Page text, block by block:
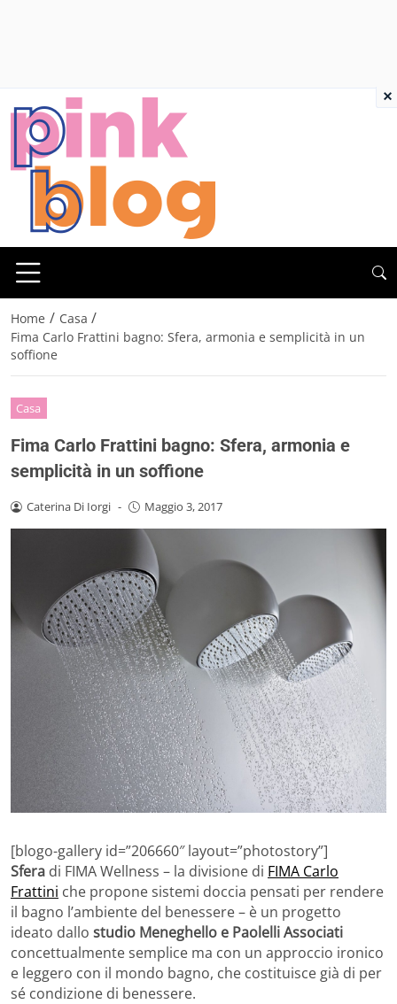
Home / Casa /
Fima Carlo Frattini bagno: Sfera, armonia e semplicità in un
soffione
Casa
Fima Carlo Frattini bagno: Sfera, armonia e
semplicità in un soffione
Caterina Di Iorgi - Maggio 3, 2017
[blogo-gallery id=”206660″ layout=”photostory”]
Sfera di FIMA Wellness – la divisione di FIMA Carlo
Frattini che propone sistemi doccia pensati per rendere
il bagno l’ambiente del benessere – è un progetto
ideato dallo studio Meneghello e Paolelli Associati
concettualmente semplice ma con un approccio ironico
e leggero con il mondo bagno, che costituisce già di per
sé condizione di benessere.
×